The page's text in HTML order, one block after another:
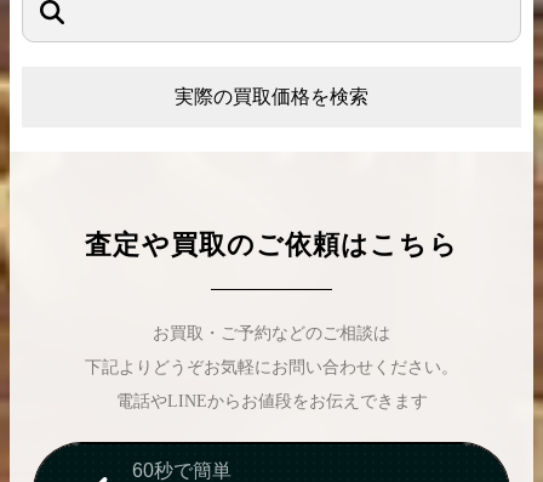
実際の買取価格を検索
査定や買取のご依頼はこちら
お買取・ご予約などのご相談は
下記よりどうぞお気軽にお問い合わせください。
電話やLINEからお値段をお伝えできます
60秒で簡単